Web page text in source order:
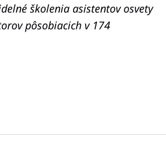
školenia asistentov osvety
pôsobiacich v 174